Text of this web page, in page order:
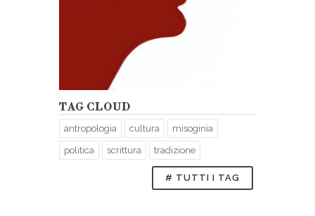
TAG CLOUD
antropologia cultura misoginia
politica scrittura tradizione
# TUTTI I TAG